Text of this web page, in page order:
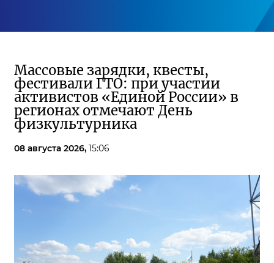
Массовые зарядки, квесты,
фестивали ГТО: при участии
активистов «Единой России» в
регионах отмечают День
физкультурника
08 августа 2026, 15:06